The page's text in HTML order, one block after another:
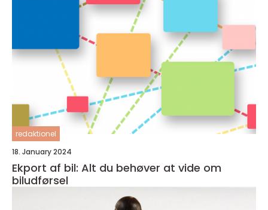
redaktionel
18. January 2024
Ekport af bil: Alt du behøver at vide om
biludførsel